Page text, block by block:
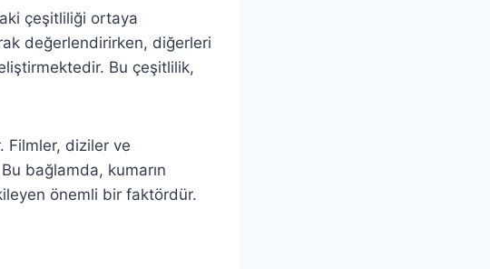
çeşitliliği ortaya
değerlendirirken, diğerleri
Bu çeşitlilik,
Filmler, diziler ve
bağlamda, kumarın
önemli bir faktördür.